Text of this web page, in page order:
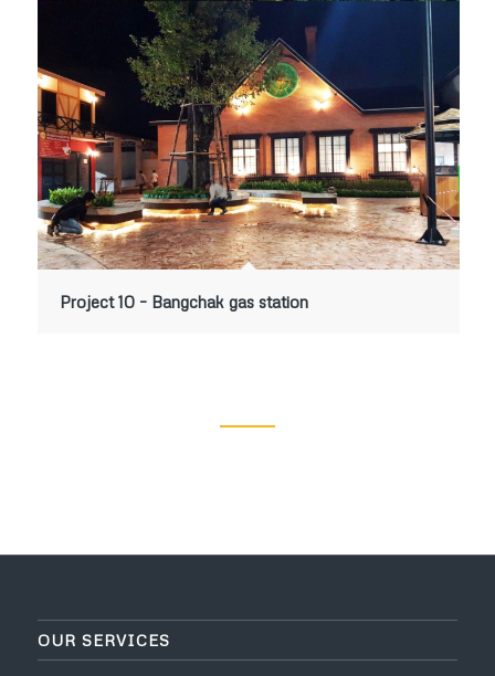
Project 10 – Bangchak gas station
OUR SERVICES